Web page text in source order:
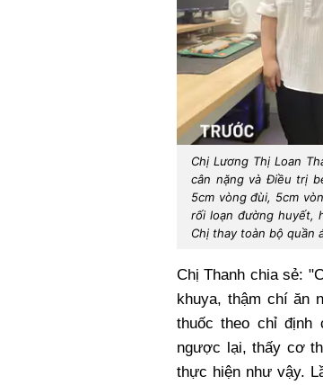
Chị Lương Thị Loan
cân nặng và Điều trị
5cm vòng đùi, 5cm
rối loạn đường huyết,
Chị thay toàn bộ quần
Chị Thanh chia sẻ:
khuya, thậm chí ăn
thuốc theo chỉ định
ngược lại, thấy cơ
thực hiện như vậy.